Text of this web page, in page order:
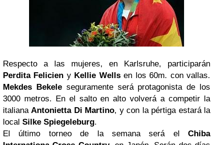
Respecto a las mujeres, en Karlsruhe, participarán
Perdita Felicien y Kellie Wellsen los 60m. con vallas.
Mekdes Bekeleseguramente será protagonista de los
3000 metros. En el salto en alto volverá a competir la
italianaAntonietta Di Martino, y con la pértiga estará la
local Silke Spiegeleburg.
El último torneo de la semana será el Chiba